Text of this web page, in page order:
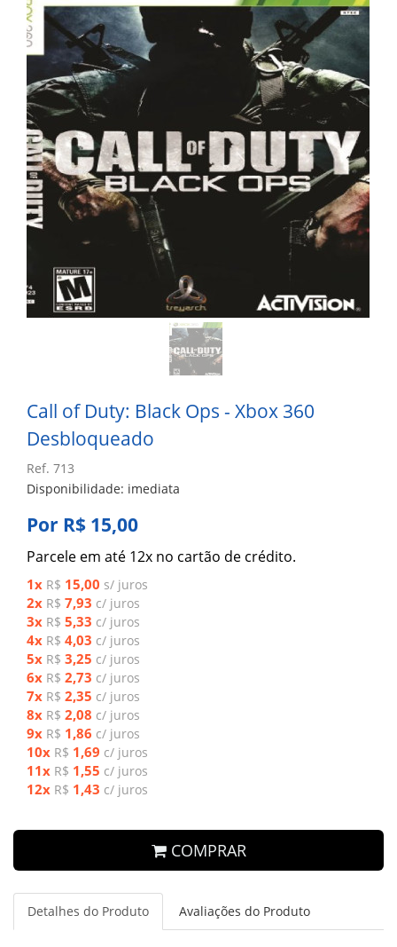
Call of Duty: Black Ops - Xbox 360
Desbloqueado
Ref. 713
Disponibilidade: imediata
Por R$ 15,00
Parcele em até 12x no cartão de crédito.
1x R$ 15,00 s/ juros
2x R$ 7,93 c/ juros
3x R$ 5,33 c/ juros
4x R$ 4,03 c/ juros
5x R$ 3,25 c/ juros
6x R$ 2,73 c/ juros
7x R$ 2,35 c/ juros
8x R$ 2,08 c/ juros
9x R$ 1,86 c/ juros
10x R$ 1,69 c/ juros
11x R$ 1,55 c/ juros
12x R$ 1,43 c/ juros
COMPRAR
Detalhes do Produto Avaliações do Produto